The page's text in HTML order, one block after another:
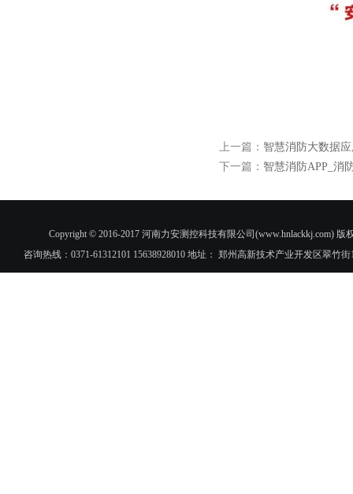
上一篇： 智慧消防大数据
下一篇： 智慧消防APP_消
Copyright © 2016-2017 河南力安测控科技有限公司(www.hnlackkj.com)
咨询热线：0371-61312101 15638928010 地址： 郑州高新技术产业开发区翠竹